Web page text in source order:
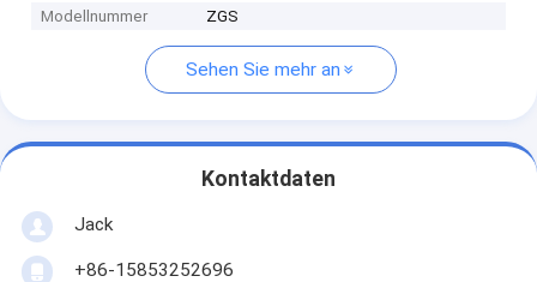
Modellnummer
ZGS
Sehen Sie mehr an
Kontaktdaten
Jack
+86-15853252696